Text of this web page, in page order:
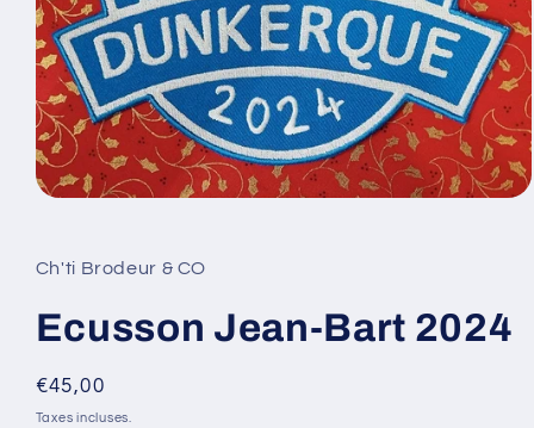
1
dans
fenêtre
modale
Ch'ti Brodeur & CO
Ecusson Jean-Bart 2024
Prix
habituel
€45,00
Taxes incluses.